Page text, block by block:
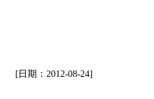
[日期：2012-08-24]